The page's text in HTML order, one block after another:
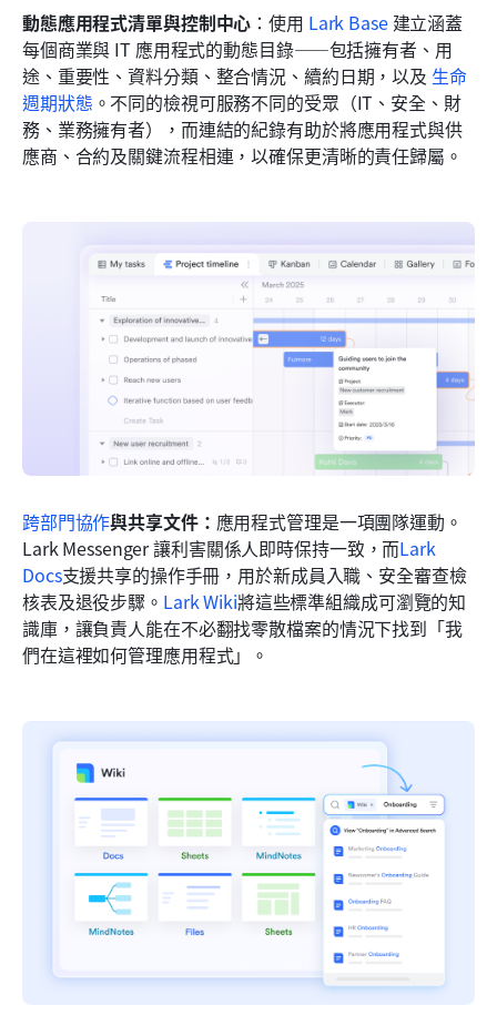
動態應用程式清單與控制中心 ：使用 Lark Base 建立涵蓋
每個商業與 IT 應用程式的動態目錄——包括擁有者、用
途、重要性、資料分類、整合情況、續約日期，以及 生命
週期狀態 。不同的檢視可服務不同的受眾（IT、安全、財
務、業務擁有者），而連結的紀錄有助於將應用程式與供
應商、合約及關鍵流程相連，以確保更清晰的責任歸屬。
跨部門協作與共享文件： 應用程式管理是一項團隊運動。
Lark Messenger 讓利害關係人即時保持一致，而Lark
Docs支援共享的操作手冊，用於新成員入職、安全審查檢
核表及退役步驟。 Lark Wiki將這些標準組織成可瀏覽的知
識庫，讓負責人能在不必翻找零散檔案的情況下找到「我
們在這裡如何管理應用程式」。